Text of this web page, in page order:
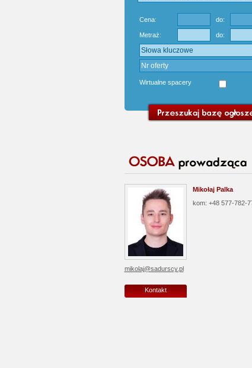
Cena: do:
Metraż: do:
Wirtualne spacery
Mikołaj Palka
kom: +48 577-782-
mikolaj@sadurscy.pl
Kontakt